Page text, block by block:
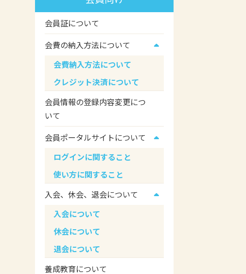
会員証について
会費の納入方法について
会費納入方法について
クレジット決済について
会員情報の登録内容変更につ
いて
会員ポータルサイトについて
ログインに関すること
使い方に関すること
入会、休会、退会について
入会について
休会について
退会について
養成教育について